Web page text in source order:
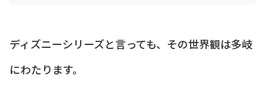
ディズニーシリーズと言っても、その世界観は多岐
にわたります。